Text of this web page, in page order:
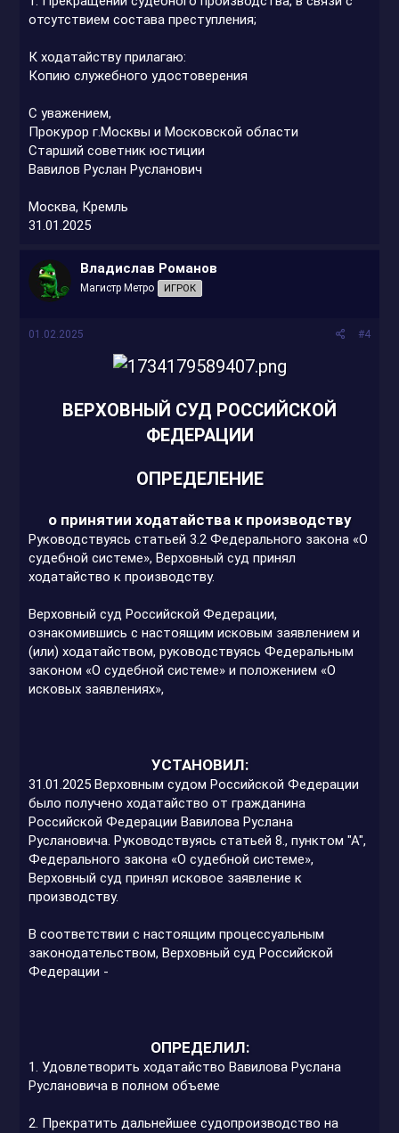
отсутствием состава преступления;
К ходатайству прилагаю:
Копию служебного удостоверения
С уважением,
Прокурор г.Москвы и Московской области
Старший советник юстиции
Вавилов Руслан Русланович
Москва, Кремль
31.01.2025
Владислав Романов
Магистр Метро ИГРОК
01.02.2025 #4
ВЕРХОВНЫЙ СУД РОССИЙСКОЙ
ФЕДЕРАЦИИ
ОПРЕДЕЛЕНИЕ
о принятии ходатайства к производству
Руководствуясь статьей 3.2 Федерального закона «О
судебной системе», Верховный суд принял
ходатайство к производству.
Верховный суд Российской Федерации,
ознакомившись с настоящим исковым заявлением и
(или) ходатайством, руководствуясь Федеральным
законом «О судебной системе» и положением «О
исковых заявлениях»,
УСТАНОВИЛ:
31.01.2025 Верховным судом Российской Федерации
было получено ходатайство от гражданина
Российской Федерации Вавилова Руслана
Руслановича. Руководствуясь статьей 8., пунктом "А",
Федерального закона «О судебной системе»,
Верховный суд принял исковое заявление к
производству.
В соответствии с настоящим процессуальным
законодательством, Верховный суд Российской
Федерации -
ОПРЕДЕЛИЛ:
1. Удовлетворить ходатайство Вавилова Руслана
Руслановича в полном объеме
2. Прекратить дальнейшее судопроизводство на